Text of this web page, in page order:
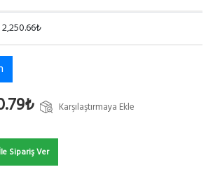
2,250.66₺
Karşılaştırmaya Ekle
Sipariş Ver